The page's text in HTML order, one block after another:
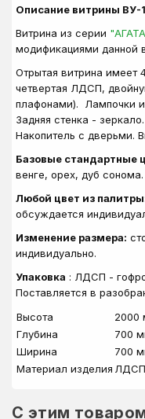
Описание витрины ВУ-
Витрина из серии
модификациями данной
Отрытая витрина имеет
четвертая ЛДСП,
плафонами). Лампочки и
Задняя стенка -
Накопитель с дверьми.
Базовые стандартные
венге, орех, дуб сонома.
Любой цвет из
обсуждается
Изменение размера:
индивидуально.
Упаковка : ЛДСП -
Поставляется в
Высота
2000
Глубина
700
Ширина
700
Материал изделия
C этим